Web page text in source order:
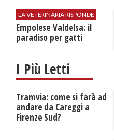
LA VETERINARIA RISPONDE
Empolese Valdelsa: il
paradiso per gatti
I Più Letti
Tramvia: come si farà ad
andare da Careggi a
Firenze Sud?